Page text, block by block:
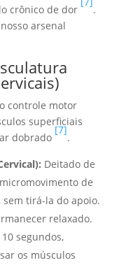
crônico de dor
.
arsenal
controle motor
superficiais
dobrado
[7]
.
Deitado de
de
sem tirá-la do apoio.
relaxado.
segundos,
os músculos